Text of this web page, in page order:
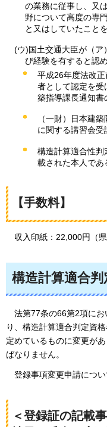
の業務に従事し、又
野について高度の専
と又はしていたこと
(ウ)国土交通大臣が（ア
び経験を有すると認
平成26年度法改
者として認定を受
築指導課長通知書
（一財）日本建
に関する講習会受
構造計算適合性
載された本人で
【手数料】
収入印紙：22,000円（
構造計算適合
法第77条の66第2項に
り、構造計算適合判定資
定めているものに変更が
ばなりません。
登録事項変更申請につい
＜登録証の記載